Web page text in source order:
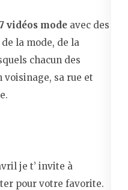
vidéos mode avec des
la mode, de la
chacun des
sa rue et
je t’ invite à
pour votre favorite.